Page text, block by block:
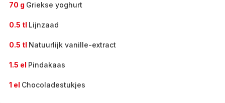
70 g Griekse yoghurt
0.5 tl Lijnzaad
0.5 tl Natuurlijk vanille-extract
1.5 el Pindakaas
1 el Chocoladestukjes